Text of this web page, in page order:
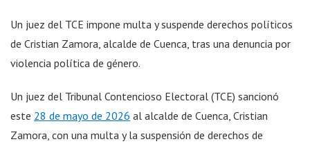
Un juez del TCE impone multa y suspende derechos políticos
de Cristian Zamora, alcalde de Cuenca, tras una denuncia por
violencia política de género.
Un juez del Tribunal Contencioso Electoral (TCE) sancionó
este 28 de mayo de 2026 al alcalde de Cuenca, Cristian
Zamora, con una multa y la suspensión de derechos de